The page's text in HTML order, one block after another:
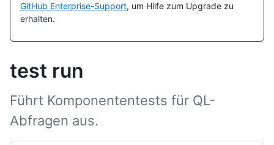
GitHub Enterprise-Support, um Hilfe zum Upgrade zu
erhalten.
test run
Führt Komponententests für QL-
Abfragen aus.